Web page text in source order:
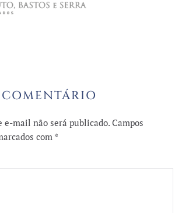
e-mail não será publicado. Campos
com *